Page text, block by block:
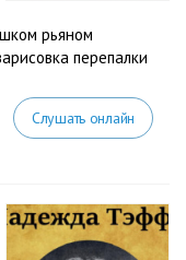
рьяном
перепалки
Слушать онлайн